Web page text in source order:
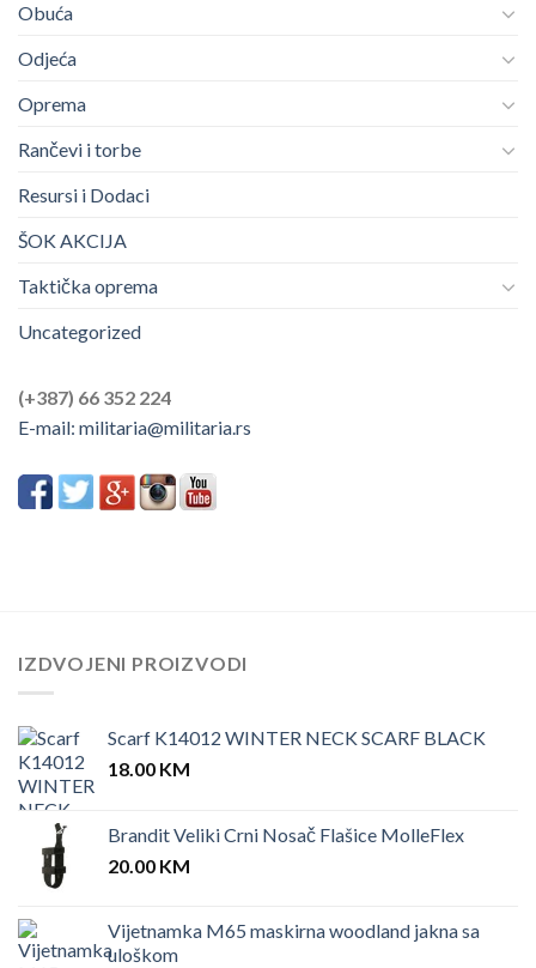
Obuća
Odjeća
Oprema
Rančevi i torbe
Resursi i Dodaci
ŠOK AKCIJA
Taktička oprema
Uncategorized
(+387) 66 352 224
E-mail: militaria@militaria.rs
IZDVOJENI PROIZVODI
Scarf K14012 WINTER NECK SCARF BLACK
18.00 KM
Brandit Veliki Crni Nosač Flašice MolleFlex
20.00 KM
Vijetnamka M65 maskirna woodland jakna sa
uloškom